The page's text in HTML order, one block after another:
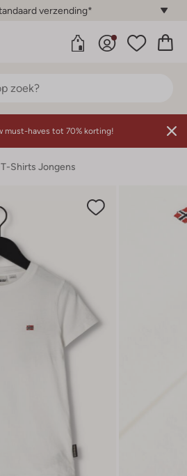
verzending*
must-haves tot 70% korting!
T-Shirts Jongens